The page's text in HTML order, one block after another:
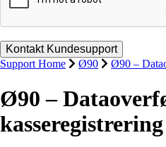
Support Home Ø90 Ø90 –
Ø90 –
kasseregistrering